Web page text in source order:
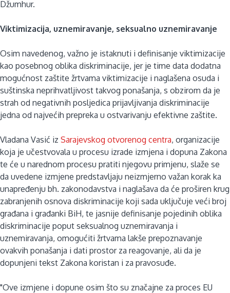
Džumhur.
Viktimizacija, uznemiravanje, seksualno uznemiravanje
Osim navedenog, važno je istaknuti i definisanje viktimizacije
kao posebnog oblika diskriminacije, jer je time data dodatna
mogućnost zaštite žrtvama viktimizacije i naglašena osuda i
suštinska neprihvatljivost takvog ponašanja, s obzirom da je
strah od negativnih posljedica prijavljivanja diskriminacije
jedna od najvećih prepreka u ostvarivanju efektivne zaštite.
Vladana Vasić iz Sarajevskog otvorenog centra, organizacije
koja je učestvovala u procesu izrade izmjena i dopuna Zakona
te će u narednom procesu pratiti njegovu primjenu, slaže se
da uvedene izmjene predstavljaju neizmjerno važan korak ka
unapređenju bh. zakonodavstva i naglašava da će proširen krug
zabranjenih osnova diskriminacije koji sada uključuje veći broj
građana i građanki BiH, te jasnije definisanje pojedinih oblika
diskriminacije poput seksualnog uznemiravanja i
uznemiravanja, omogućiti žrtvama lakše prepoznavanje
ovakvih ponašanja i dati prostor za reagovanje, ali da je
dopunjeni tekst Zakona koristan i za pravosuđe.
"Ove izmjene i dopune osim što su značajne za proces EU